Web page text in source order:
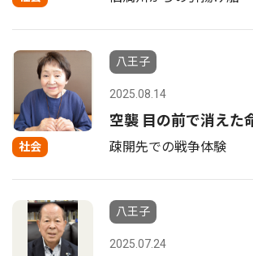
社会
八王子
2025.08.14
空襲 目の前で消えた
疎開先での戦争体験
八王子
2025.07.24